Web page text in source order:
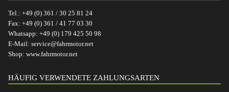
Tel.: +49 (0) 361 / 30 25 81 24
Fax: +49 (0) 361 / 41 77 03 30
Whatsapp: +49 (0) 179 425 50 98
E-Mail: service@fahrmotor.net
Shop: www.fahrmotor.net
HÄUFIG VERWENDETE ZAHLUNGSARTEN